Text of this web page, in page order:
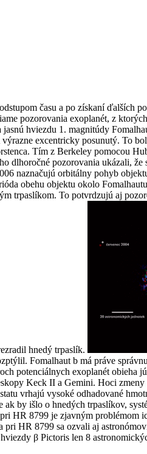
času a po získaní ďalších
pozorovania exoplanét, z
hviezdu 1. magnitúdy
excentricky posunutý. To
Tím z Berkeley pomocou
dlhoročné pozorovania ukázali,
naznačujú orbitálny pohyb
obehu objektu okolo
trpaslíkom. To potvrdzujú aj
hnedý trpaslík.
Fomalhaut b má práve
potenciálnych exoplanét
Keck II a Gemini. Hoci
vrhajú vysoké odhadované
by išlo o hnedých trpaslíkov,
HR 8799 je zjavným
HR 8799 sa ozvali aj
β Pictoris len 8